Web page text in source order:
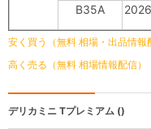
B35A
安く買う（無料 相場・出品情報
高く売る（無料 相場情報配信）
デリカミニ Tプレミアム ()